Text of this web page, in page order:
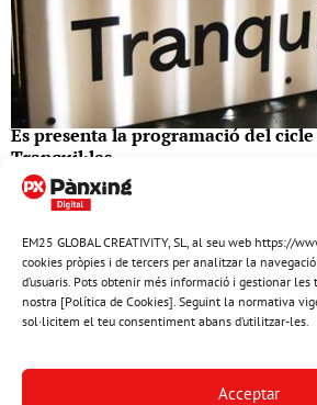
EM25 GLOBAL CREATIVITY, SL, al seu web https://
cookies pròpies i de tercers per analitzar la
d’usuaris. Pots obtenir més informació i gestionar les
nostra [Política de Cookies]. Seguint la normativa
sol·licitem el teu consentiment abans d’utilitzar-les.
Acceptar
Es presenta la programació del
Tranquil·les
Aquests dies els organitzadors han
que arriba a la seva quinzena edició
proposta singular i …
8 gener del 2020